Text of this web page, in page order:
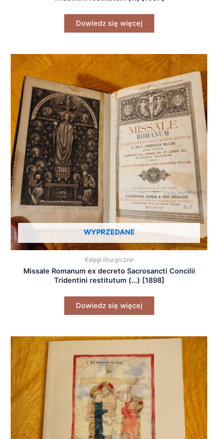
Dowiedz się więcej
WYPRZEDANE
Księgi liturgiczne
Missale Romanum ex decreto Sacrosancti Concilii
Tridentini restitutum (…) [1898]
Dowiedz się więcej